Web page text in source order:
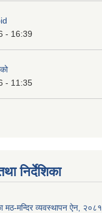
- 16:39
- 11:35
निर्देशिका
मठ-मन्दिर व्यवस्थापन ऐन, २०८१